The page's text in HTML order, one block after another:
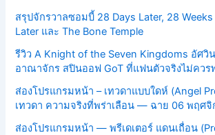
สรุปจักรวาลซอมบี้ 28 Days Later, 28 Weeks
Later และ The Bone Temple
รีวิว A Knight of the Seven Kingdoms อัศวิ
อาณาจักร สปินออฟ GoT ที่แฟนตัวจริงไม่ควร
ส่องโปรแกรมหน้า – เทวดาแบบใดห์ (Angel
เทวดา ความจริงที่พร่าเลือน — ฉาย 06 พฤศ
ส่องโปรแกรมหน้า — พรีเดเตอร์ แดนเถื่อน